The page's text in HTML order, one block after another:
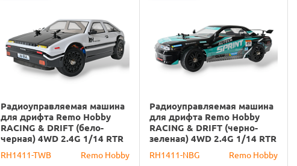
Радиоуправляемая машина
для дрифта Remo Hobby
RACING & DRIFT (бело-
черная) 4WD 2.4G 1/14 RTR
RH1411-TWB
Remo Hobby
Радиоуправляемая машина
для дрифта Remo Hobby
RACING & DRIFT (черно-
зеленая) 4WD 2.4G 1/14 RTR
RH1411-NBG
Remo Hobby